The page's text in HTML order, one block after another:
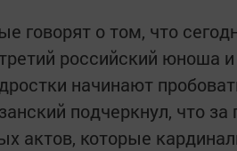
говорят о том, что
российский юноша
начинают
подчеркнул, что
актов, которые